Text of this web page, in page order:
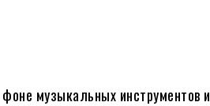
музыкальных инструментов и